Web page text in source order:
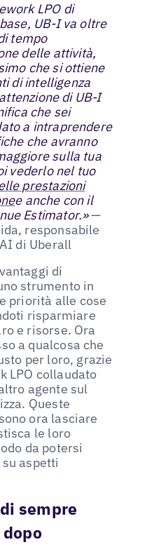
LPO di
UB-I va oltre
tempo
delle attività,
che si ottiene
di intelligenza
di UB-I
che sei
a intraprendere
che avranno
sulla tua
vederlo nel tuo
prestazioni
e anche con il
Estimator.»—
responsabile
di Uberall
di
strumento in
priorità alle cose
risparmiare
e risorse. Ora
a qualcosa che
per loro, grazie
LPO collaudato
agente sul
Queste
ora lasciare
le loro
da potersi
aspetti
sempre